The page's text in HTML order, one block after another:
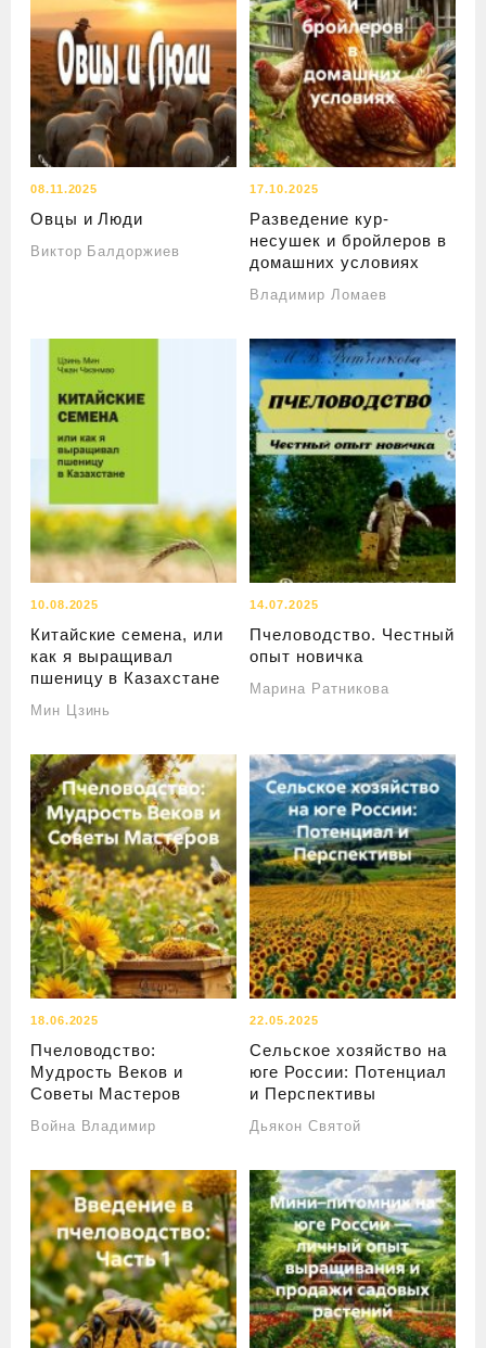
08.11.2025
Овцы и Люди
Виктор Балдоржиев
17.10.2025
Разведение кур-
несушек и бройлеров в
домашних условиях
Владимир Ломаев
10.08.2025
Китайские семена, или
как я выращивал
пшеницу в Казахстане
Мин Цзинь
14.07.2025
Пчеловодство. Честный
опыт новичка
Марина Ратникова
18.06.2025
Пчеловодство:
Мудрость Веков и
Советы Мастеров
Война Владимир
22.05.2025
Сельское хозяйство на
юге России: Потенциал
и Перспективы
Дьякон Святой